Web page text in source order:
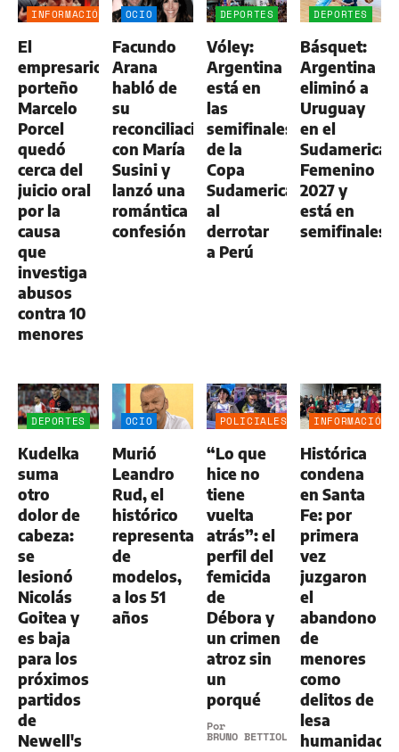
INFORMACIÓN
El
empresario
porteño
Marcelo
Porcel
quedó
cerca del
juicio oral
por la
causa
que
investiga
abusos
contra 10
menores
OCIO
Facundo
Arana
habló de
su
reconciliación
con María
Susini y
lanzó una
romántica
confesión
DEPORTES
Vóley:
Argentina
está en
las
semifinales
de la
Copa
Sudamericana
al
derrotar
a Perú
DEPORTES
Básquet:
Argentina
eliminó a
Uruguay
en el
Femenino
2027 y
está en
semifinales
DEPORTES
Kudelka
suma
otro
dolor de
cabeza:
se
lesionó
Nicolás
Goitea y
es baja
para los
próximos
partidos
de
Newell's
OCIO
Murió
Leandro
Rud, el
histórico
representante
de
modelos,
a los 51
años
POLICIALES
“Lo que
hice no
tiene
vuelta
atrás”: el
perfil del
femicida
de
Débora y
un crimen
atroz sin
un
porqué
Por
BRUNO BETTIOL
INFORMACIÓN
Histórica
condena
en Santa
Fe: por
primera
vez
juzgaron
el
abandono
de
menores
como
delitos de
lesa
humanidad